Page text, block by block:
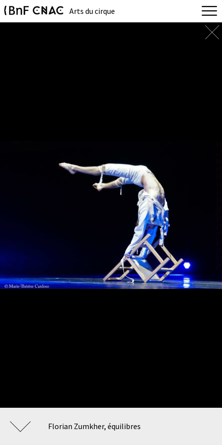
Arts du cirque
Florian Zumkher, équilibres